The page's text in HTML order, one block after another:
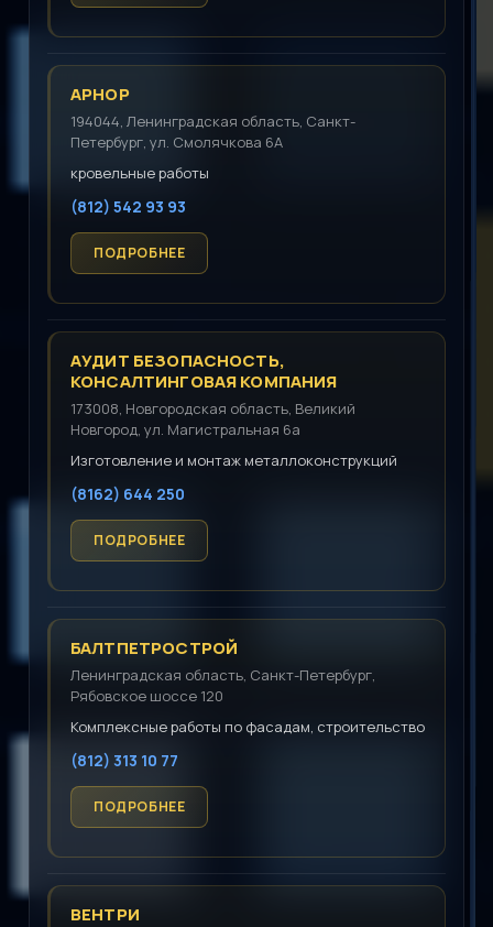
АРНОР
194044, Ленинградская область, Санкт-
Петербург, ул. Смолячкова 6А
кровельные работы
(812) 542 93 93
АУДИТ БЕЗОПАСНОСТЬ,
КОНСАЛТИНГОВАЯ КОМПАНИЯ
173008, Новгородская область, Великий
Новгород, ул. Магистральная 6а
Изготовление и монтаж металлоконструкций
(8162) 644 250
БАЛТПЕТРОСТРОЙ
Ленинградская область, Санкт-Петербург,
Рябовское шоссе 120
Комплексные работы по фасадам, строительство
(812) 313 10 77
ВЕНТРИ